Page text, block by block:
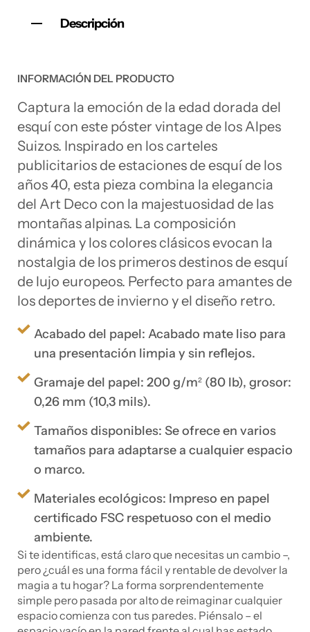
Descripción
INFORMACIÓN DEL PRODUCTO
Captura la emoción de la edad dorada del
esquí con este póster vintage de los Alpes
Suizos. Inspirado en los carteles
publicitarios de estaciones de esquí de los
años 40, esta pieza combina la elegancia
del Art Deco con la majestuosidad de las
montañas alpinas. La composición
dinámica y los colores clásicos evocan la
nostalgia de los primeros destinos de esquí
de lujo europeos. Perfecto para amantes de
los deportes de invierno y el diseño retro.
Acabado del papel: Acabado mate liso para
una presentación limpia y sin reflejos.
Gramaje del papel: 200 g/m² (80 lb), grosor:
0,26 mm (10,3 mils).
Tamaños disponibles: Se ofrece en varios
tamaños para adaptarse a cualquier espacio
o marco.
Materiales ecológicos: Impreso en papel
certificado FSC respetuoso con el medio
ambiente.
Si te identificas, está claro que necesitas un cambio –,
pero ¿cuál es una forma fácil y rentable de devolver la
magia a tu hogar? La forma sorprendentemente
simple pero pasada por alto de reimaginar cualquier
espacio comienza con tus paredes. Piénsalo – el